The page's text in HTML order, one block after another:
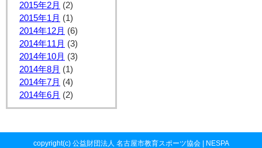
2015年2月 (2)
2015年1月 (1)
2014年12月 (6)
2014年11月 (3)
2014年10月 (3)
2014年8月 (1)
2014年7月 (4)
2014年6月 (2)
copyright(c) 公益財団法人 名古屋市教育スポーツ協会 | NESPA